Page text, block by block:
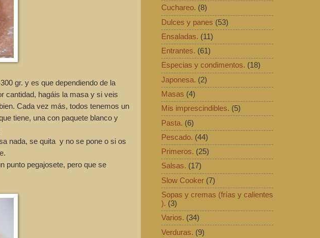
gr. y es que dependiendo de la
cantidad, hagáis la masa y si veis
Cada vez más, todos tenemos un
tiene, una con paquete blanco y
nada, se quita y no se pone o si os
punto pegajosete, pero que se
Cuchareo. (8)
Dulces y panes (53)
Ensaladas. (11)
Entrantes. (61)
Especias y condimentos. (18)
Japonesa. (2)
Masas (4)
Mis imprescindibles. (5)
Pasta. (6)
Pescado. (44)
Primeros. (25)
Salsas. (17)
Slow Cooker (7)
Sopas y cremas (frías y calientes
). (3)
Varios. (34)
Verduras. (9)